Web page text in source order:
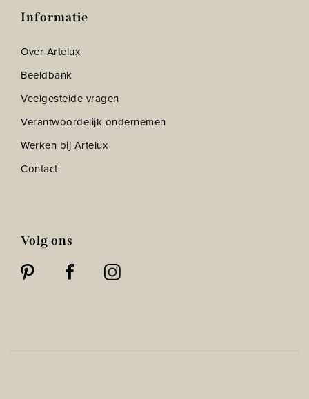
Informatie
Over Artelux
Beeldbank
Veelgestelde vragen
Verantwoordelijk ondernemen
Werken bij Artelux
Contact
Volg ons